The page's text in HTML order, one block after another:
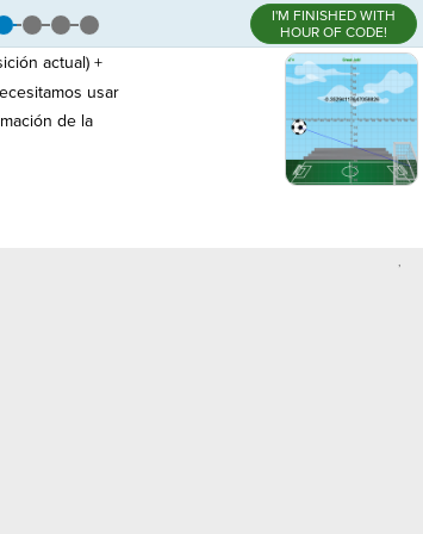
I'M FINISHED WITH
HOUR OF CODE!
actual) +
usar
de la
,